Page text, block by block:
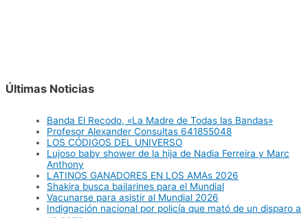
Últimas Noticias
Banda El Recodo, «La Madre de Todas las Bandas»
Profesor Alexander Consultas 641855048
LOS CÓDIGOS DEL UNIVERSO
Lujoso baby shower de la hija de Nadia Ferreira y Marc
Anthony
LATINOS GANADORES EN LOS AMAs 2026
Shakira busca bailarines para el Mundial
Vacunarse para asistir al Mundial 2026
Indignación nacional por policía que mató de un disparo a